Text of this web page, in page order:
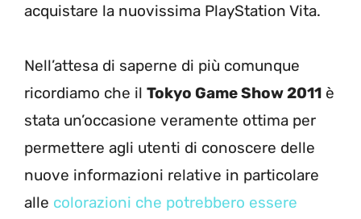
acquistare la nuovissima PlayStation Vita.
Nell’attesa di saperne di più comunque
ricordiamo che il Tokyo Game Show 2011 è
stata un’occasione veramente ottima per
permettere agli utenti di conoscere delle
nuove informazioni relative in particolare
alle colorazioni che potrebbero essere